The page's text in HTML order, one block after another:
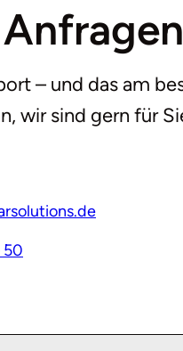
– und das am
wir sind gern für
50